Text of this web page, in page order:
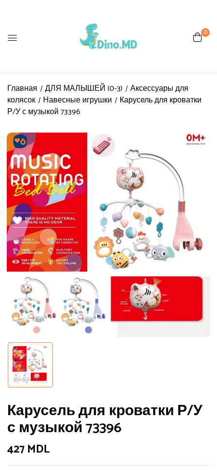
0
Главная ДЛЯ МАЛЫШЕЙ (0-3)
Аксессуары для
колясок
Навесные игрушки
Карусель для кроватки
Р/У с музыкой 73396
Карусель для кроватки Р/У
с музыкой 73396
427MDL